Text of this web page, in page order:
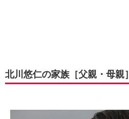
北川悠仁の家族［父親・母親］